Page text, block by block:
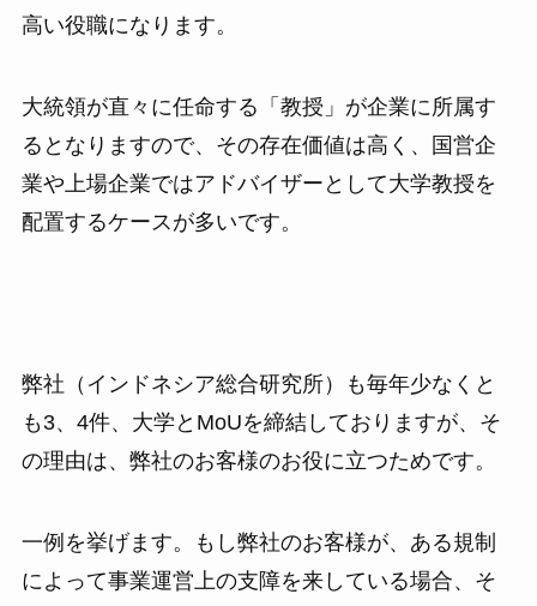
高い役職になります。
大統領が直々に任命する「教授」が企業に所属す
るとなりますので、その存在価値は高く、国営企
業や上場企業ではアドバイザーとして大学教授を
配置するケースが多いです。
弊社（インドネシア総合研究所）も毎年少なくと
も3、4件、大学とMoUを締結しておりますが、そ
の理由は、弊社のお客様のお役に立つためです。
一例を挙げます。もし弊社のお客様が、ある規制
によって事業運営上の支障を来している場合、そ